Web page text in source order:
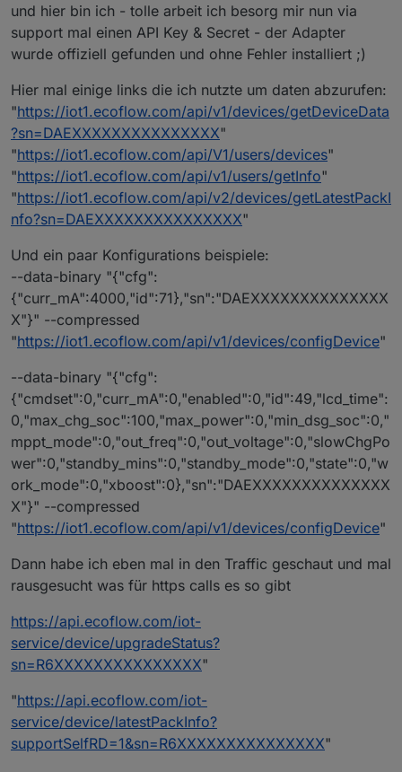
und hier bin ich - tolle arbeit ich besorg mir nun via
support mal einen API Key & Secret - der Adapter
wurde offiziell gefunden und ohne Fehler installiert ;)
Hier mal einige links die ich nutzte um daten abzurufen:
"https://iot1.ecoflow.com/api/v1/devices/getDeviceData
?sn=DAEXXXXXXXXXXXXXXX"
"https://iot1.ecoflow.com/api/V1/users/devices"
"https://iot1.ecoflow.com/api/v1/users/getInfo"
"https://iot1.ecoflow.com/api/v2/devices/getLatestPackI
nfo?sn=DAEXXXXXXXXXXXXXXX"
Und ein paar Konfigurations beispiele:
--data-binary "{"cfg":
{"curr_mA":4000,"id":71},"sn":"DAEXXXXXXXXXXXXXX
X"}" --compressed
"https://iot1.ecoflow.com/api/v1/devices/configDevice"
--data-binary "{"cfg":
{"cmdset":0,"curr_mA":0,"enabled":0,"id":49,"lcd_time":
0,"max_chg_soc":100,"max_power":0,"min_dsg_soc":0,"
mppt_mode":0,"out_freq":0,"out_voltage":0,"slowChgPo
wer":0,"standby_mins":0,"standby_mode":0,"state":0,"w
ork_mode":0,"xboost":0},"sn":"DAEXXXXXXXXXXXXXX
X"}" --compressed
"https://iot1.ecoflow.com/api/v1/devices/configDevice"
Dann habe ich eben mal in den Traffic geschaut und mal
rausgesucht was für https calls es so gibt
https://api.ecoflow.com/iot-
service/device/upgradeStatus?
sn=R6XXXXXXXXXXXXXXX"
"https://api.ecoflow.com/iot-
service/device/latestPackInfo?
supportSelfRD=1&sn=R6XXXXXXXXXXXXXXX"